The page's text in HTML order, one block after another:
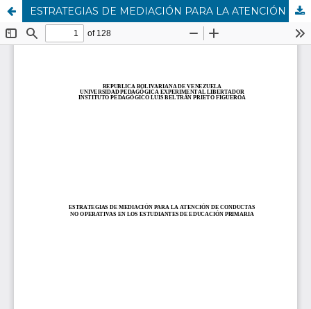
ESTRATEGIAS DE MEDIACIÓN PARA LA ATENCIÓN DE CONDUCTAS NO OPERATIVAS EN LOS ESTUDIANTES DE EDUCACIÓN PRIMARIA